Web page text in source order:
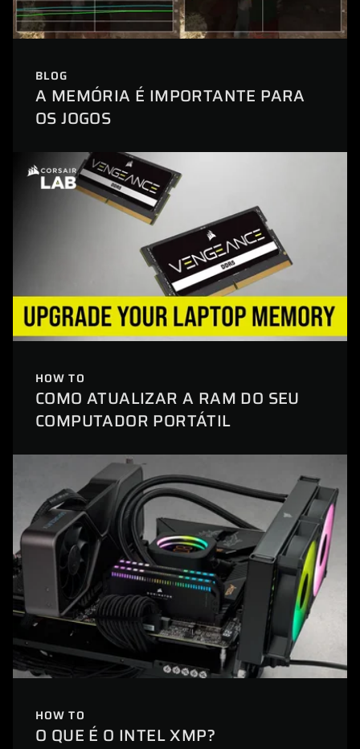
BLOG
A MEMÓRIA É IMPORTANTE PARA
OS JOGOS
HOW TO
COMO ATUALIZAR A RAM DO SEU
COMPUTADOR PORTÁTIL
HOW TO
O QUE É O INTEL XMP?